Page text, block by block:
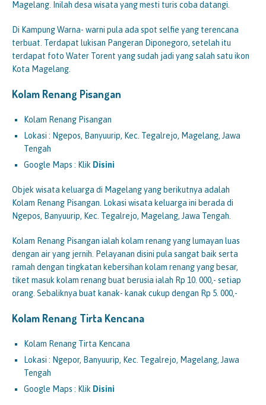
Magelang. Inilah desa wisata yang mesti turis coba datangi.
Di Kampung Warna- warni pula ada spot selfie yang terencana
terbuat. Terdapat lukisan Pangeran Diponegoro, setelah itu
terdapat foto Water Torent yang sudah jadi yang salah satu ikon
Kota Magelang.
Kolam Renang Pisangan
Kolam Renang Pisangan
Lokasi : Ngepos, Banyuurip, Kec. Tegalrejo, Magelang, Jawa
Tengah
Google Maps : Klik Disini
Objek wisata keluarga di Magelang yang berikutnya adalah
Kolam Renang Pisangan. Lokasi wisata keluarga ini berada di
Ngepos, Banyuurip, Kec. Tegalrejo, Magelang, Jawa Tengah.
Kolam Renang Pisangan ialah kolam renang yang lumayan luas
dengan air yang jernih. Pelayanan disini pula sangat baik serta
ramah dengan tingkatan kebersihan kolam renang yang besar,
tiket masuk kolam renang buat berusia ialah Rp 10. 000,- setiap
orang. Sebaliknya buat kanak- kanak cukup dengan Rp 5. 000,-
Kolam Renang Tirta Kencana
Kolam Renang Tirta Kencana
Lokasi : Ngepor, Banyuurip, Kec. Tegalrejo, Magelang, Jawa
Tengah
Google Maps : Klik Disini